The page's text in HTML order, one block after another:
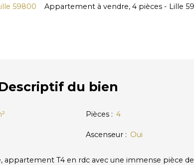
59800 Appartement à vendre, 4 pièces - Lille
du bien
Pièces : 4
Ascenseur : Oui
appartement T4 en rdc avec une immense pièce de